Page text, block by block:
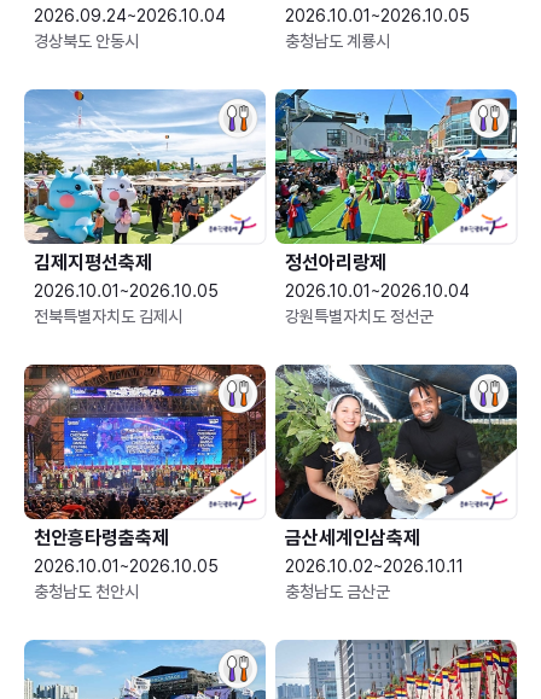
2026.09.24~2026.10.04
경상북도 안동시
2026.10.01~2026.10.05
충청남도 계룡시
김제지평선축제
2026.10.01~2026.10.05
전북특별자치도 김제시
정선아리랑제
2026.10.01~2026.10.04
강원특별자치도 정선군
천안흥타령춤축제
2026.10.01~2026.10.05
충청남도 천안시
금산세계인삼축제
2026.10.02~2026.10.11
충청남도 금산군